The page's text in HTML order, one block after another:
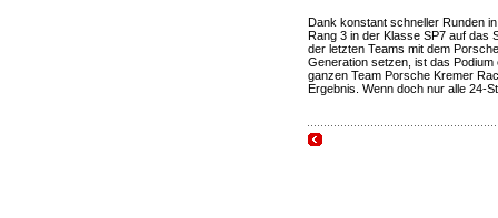
Dank konstant schneller Runden
Rang 3 in der Klasse SP7 auf das
der letzten Teams mit dem
Generation setzen, ist das
ganzen Team Porsche Kremer
Ergebnis. Wenn doch nur alle 24-